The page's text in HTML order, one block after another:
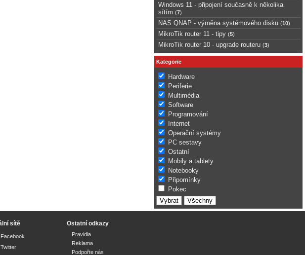
Windows 11 - připojení současně k několika
sítím (7)
NAS QNAP - výměna systémového disku (10)
MikroTik router 11 - tipy (5)
MikroTik router 10 - upgrade routeru (3)
Kategorie
Hardware
Periferie
Multimédia
Software
Programování
Internet
Operační systémy
PC sestavy
Ostatní
Mobily a tablety
Notebooky
Připomínky
Pokec
sítě
Facebook
Twitter
Ostatní odkazy
Pravidla
Reklama
Podpořte nás